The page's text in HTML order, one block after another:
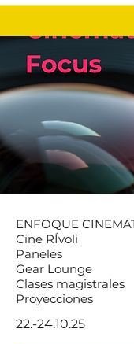
ENFOQUE
Cine RÍvoli
Paneles
Gear Lounge
Clases magistrales
Proyecciones
22.-24.10.25